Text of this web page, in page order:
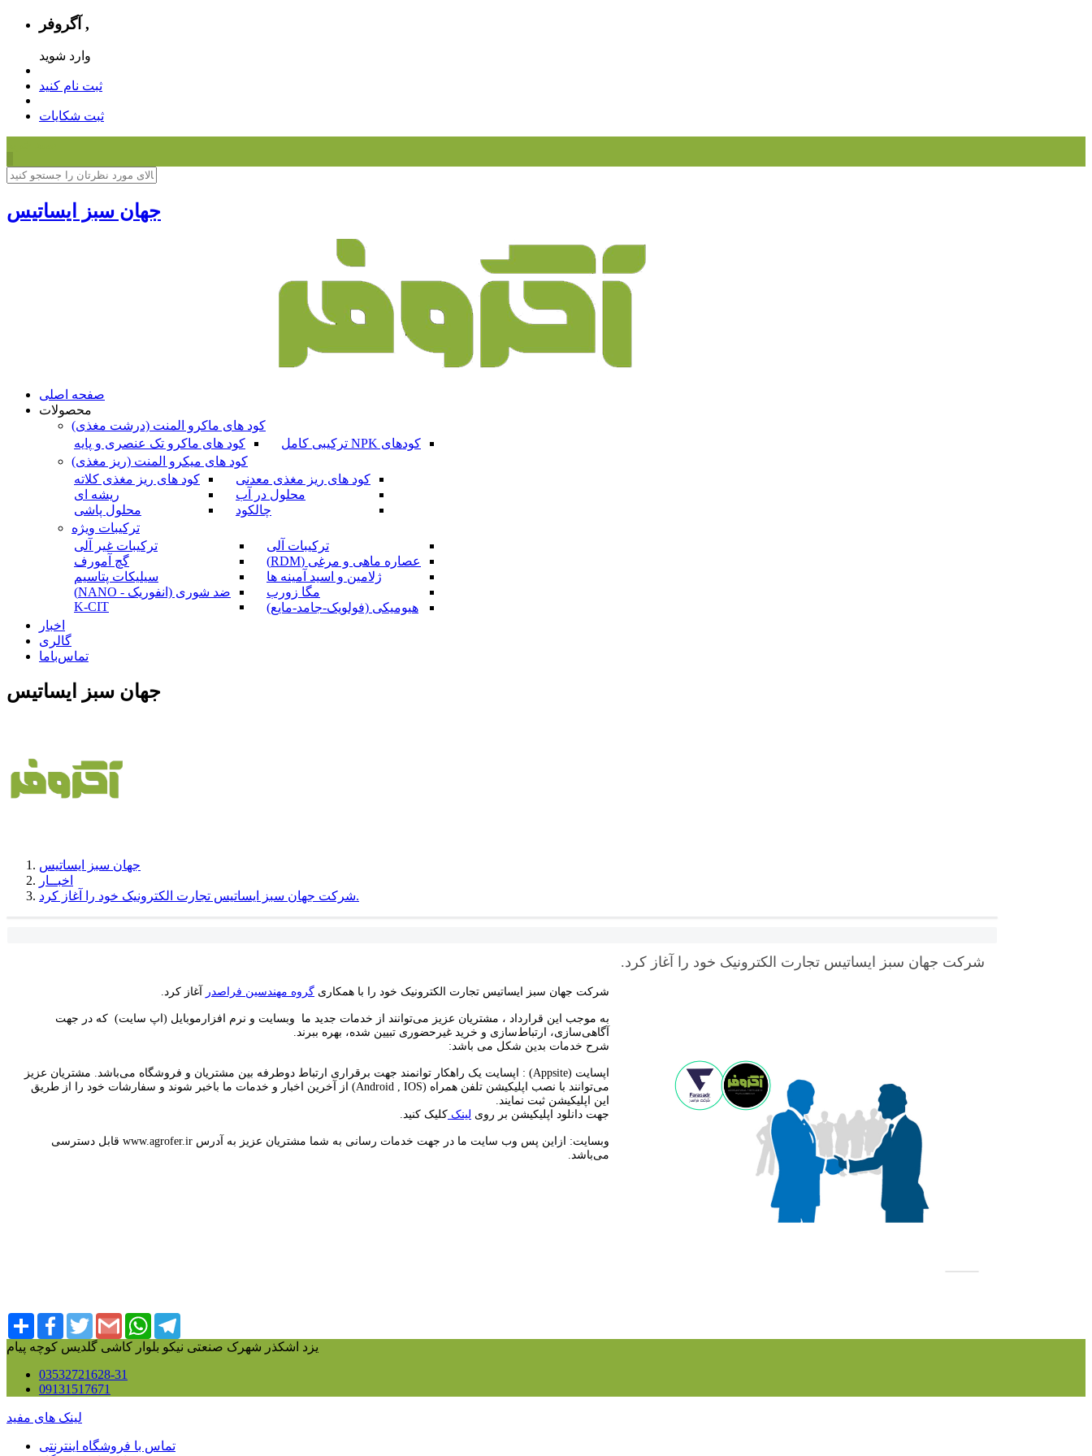
آگروفر ,
وارد شوید
ثبت نام کنید
ثبت شکایات
جهان سبز ایساتیس
صفحه اصلی
محصولات
کود های ماکرو المنت (درشت مغذی)
کودهای NPK ترکیبی کامل
کود های ماکرو تک عنصری و پایه
کود های میکرو المنت (ریز مغذی)
کود های ریز مغذی معدنی
محلول در آب
چالکود
کود های ریز مغذی کلاته
ریشه ای
محلول پاشی
ترکیبات ویژه
ترکیبات آلی
عصاره ماهی و مرغی (RDM)
ژلامین و اسید آمینه ها
مگا زورب
هیومیکی (فولویک-جامد-مایع)
ترکیبات غیر آلی
گچ آمورف
سیلیکات پتاسیم
ضد شوری (انفوریک - NANO)
K-CIT
اخبار
گالری
تماس‌باما
جهان سبز ایساتیس
جهان سبز ایساتیس
اخبــار
شرکت جهان سبز ایساتیس تجارت الکترونیک خود را آغاز کرد.
شرکت جهان سبز ایساتیس تجارت الکترونیک خود را آغاز کرد.
شرکت جهان سبز ایساتیس تجارت الکترونیک خود را با همکاری گروه مهندسین فراصدر آغاز کرد.
به موجب این قرارداد ، مشتریان عزیز می‌توانند از خدمات جدید ما وبسایت و نرم افزارموبایل (اپ سایت) که در جهت
آگاهی‌سازی، ارتباط‌سازی و خرید غیرحضوری تبیین شده، بهره ببرند.
شرح خدمات بدین شکل می باشد:
اپسایت (Appsite) : اپسایت یک راهکار توانمند جهت برقراری ارتباط دوطرفه بین مشتریان و فروشگاه می‌باشد. مشتریان عزیز
می‌توانند با نصب اپلیکیشن تلفن همراه (Android , IOS) از آخرین اخبار و خدمات ما باخبر شوند و سفارشات خود را از طریق
این اپلیکیشن ثبت نمایند.
جهت دانلود اپلیکیشن بر روی لینک کلیک کنید.
وبسایت: ازاین پس وب سایت ما در جهت خدمات رسانی به شما مشتریان عزیز به آدرس www.agrofer.ir قابل دسترسی
می‌باشد.
Share Facebook
TwitterGmail WhatsApp
یزد اشکذر شهرک صنعتی نیکو بلوار کاشی گلدیس کوچه پیام
03532721628-31
09131517671
لینک های مفید
تماس با فروشگاه اینترنتی